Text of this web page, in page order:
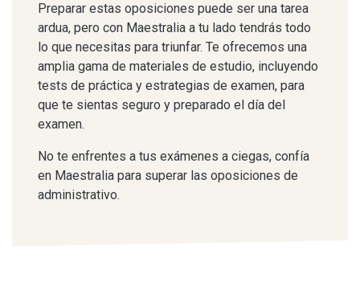
Preparar estas oposiciones puede ser una tarea
ardua, pero con Maestralia a tu lado tendrás todo
lo que necesitas para triunfar. Te ofrecemos una
amplia gama de materiales de estudio, incluyendo
tests de práctica y estrategias de examen, para
que te sientas seguro y preparado el día del
examen.
No te enfrentes a tus exámenes a ciegas, confía
en Maestralia para superar las oposiciones de
administrativo.